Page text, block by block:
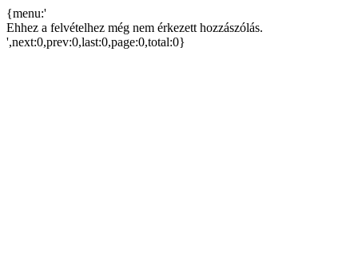
{menu:'
Ehhez a felvételhez még nem érkezett hozzászólás.
',next:0,prev:0,last:0,page:0,total:0}